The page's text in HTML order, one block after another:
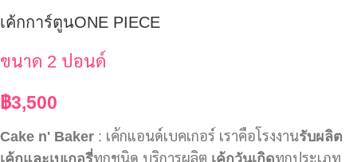
เค้กการ์ตูนONE PIECE
ขนาด 2 ปอนด์
฿3,500
Cake n' Baker : เค้กแอนด์เบคเกอร์ เราคือโรงงานรับผลิต